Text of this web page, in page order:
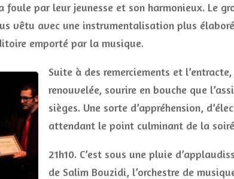
foule par leur jeunesse et son harmonieux. Le
vêtu avec une instrumentalisation plus
emporté par la musique.
Suite à des remerciements et
renouvelée, sourire en bouche que
sièges. Une sorte d’appréhension,
attendant le point culminant de la
21h10. C’est sous une pluie
de Salim Bouzidi, l’orchestre de